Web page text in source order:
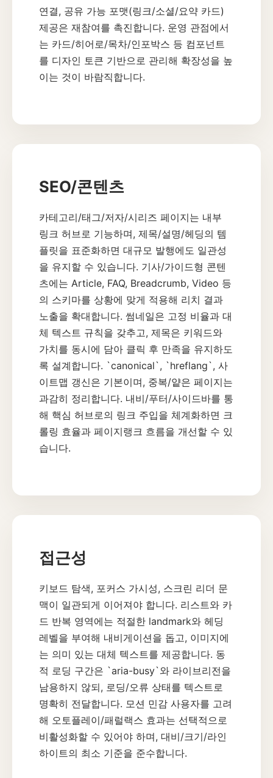
연결, 공유 가능 포맷(링크/소셜/요약 카드)
제공은 재참여를 촉진합니다. 운영 관점에서
는 카드/히어로/목차/인포박스 등 컴포넌트
를 디자인 토큰 기반으로 관리해 확장성을 높
이는 것이 바람직합니다.
SEO/콘텐츠
카테고리/태그/저자/시리즈 페이지는 내부
링크 허브로 기능하며, 제목/설명/헤딩의 템
플릿을 표준화하면 대규모 발행에도 일관성
을 유지할 수 있습니다. 기사/가이드형 콘텐
츠에는 Article, FAQ, Breadcrumb, Video 등
의 스키마를 상황에 맞게 적용해 리치 결과
노출을 확대합니다. 썸네일은 고정 비율과 대
체 텍스트 규칙을 갖추고, 제목은 키워드와
가치를 동시에 담아 클릭 후 만족을 유지하도
록 설계합니다. `canonical`, `hreflang`, 사
이트맵 갱신은 기본이며, 중복/얕은 페이지는
과감히 정리합니다. 내비/푸터/사이드바를 통
해 핵심 허브로의 링크 주입을 체계화하면 크
롤링 효율과 페이지랭크 흐름을 개선할 수 있
습니다.
접근성
키보드 탐색, 포커스 가시성, 스크린 리더 문
맥이 일관되게 이어져야 합니다. 리스트와 카
드 반복 영역에는 적절한 landmark와 헤딩
레벨을 부여해 내비게이션을 돕고, 이미지에
는 의미 있는 대체 텍스트를 제공합니다. 동
적 로딩 구간은 `aria-busy`와 라이브리전을
남용하지 않되, 로딩/오류 상태를 텍스트로
명확히 전달합니다. 모션 민감 사용자를 고려
해 오토플레이/패럴랙스 효과는 선택적으로
비활성화할 수 있어야 하며, 대비/크기/라인
하이트의 최소 기준을 준수합니다.